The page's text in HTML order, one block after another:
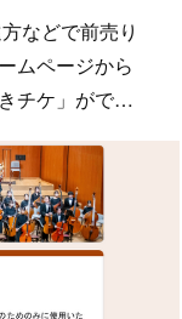
などで前売り
ムページから
チケ」がで…